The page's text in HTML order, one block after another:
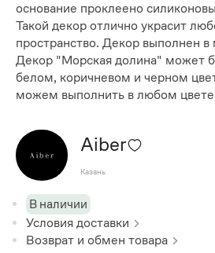
основание проклеено
Такой декор отлично украсит
пространство. Декор выполнен
Декор "Морская долина" может
белом, коричневом и черном
можем выполнить в любом
Aiber
Казань
В наличии
Условия доставки
Возврат и обмен товара